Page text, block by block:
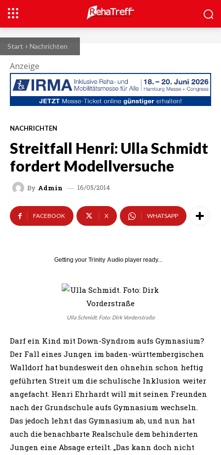
Start Nachrichten
Anzeige
NACHRICHTEN
Streitfall Henri: Ulla Schmidt
fordert Modellversuche
By Admin 16/05/2014
FACEBOOK X WHATSAPP
Getting your Trinity Audio player ready...
Ulla Schmidt. Foto: Dirk Vorderstraße
Darf ein Kind mit Down-Syndrom aufs Gymnasium?
Der Fall eines Jungen im baden-württembergischen
Walldorf hat bundesweit den ohnehin schon heftig
geführten Streit um die schulische Inklusion weiter
angefacht. Henri Ehrhardt will mit seinen Freunden
nach der Grundschule aufs Gymnasium wechseln.
Das jedoch lehnt das Gymnasium ab, und nun hat
auch die benachbarte Realschule dem behinderten
Jungen eine Absage erteilt. „Das kann doch nicht